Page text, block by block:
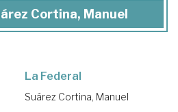
Cortina, Manuel
La Federal
Suárez Cortina, Manuel